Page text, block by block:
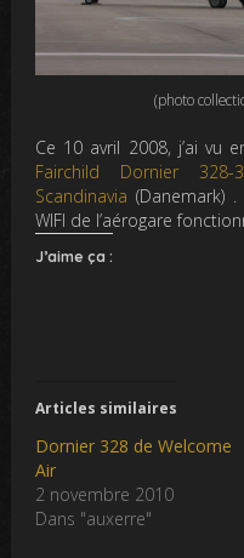
(photo
Ce 10 avril 2008, j’ai vu
Fairchild Dornier 328-
Scandinavia (Danemark)
WIFI de l’aérogare
J’aime ça :
Articles similaires
Dornier 328 de Welcome
Air
2 novembre 2010
Dans "auxerre"